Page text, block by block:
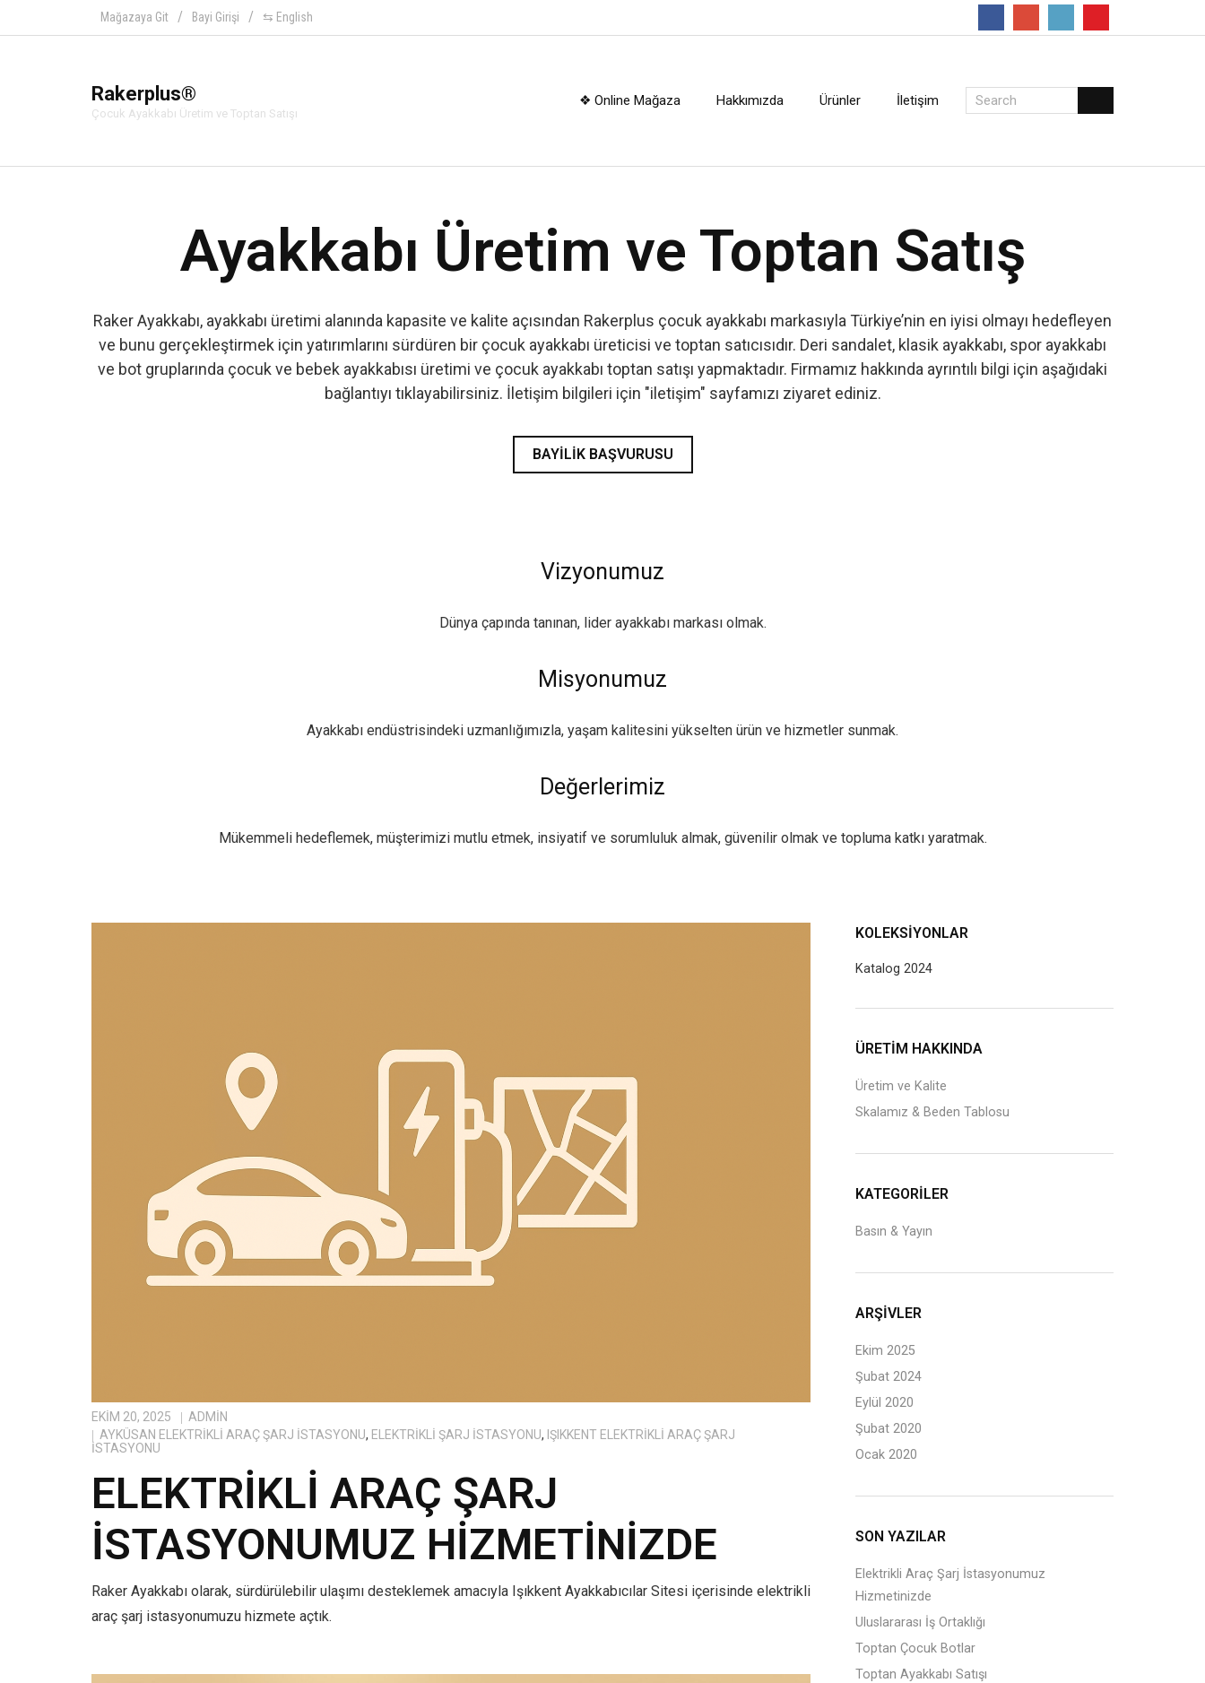
Mağazaya Git Bayi Girişi ⇆ English
Rakerplus®
Çocuk Ayakkabı Üretim ve Toptan Satışı
❖ Online Mağaza Hakkımızda Ürünler İletişim
Ayakkabı Üretim ve Toptan Satış
Raker Ayakkabı, ayakkabı üretimi alanında kapasite ve kalite açısından Rakerplus çocuk ayakkabı markasıyla Türkiye’nin en iyisi olmayı hedefleyen
ve bunu gerçekleştirmek için yatırımlarını sürdüren bir çocuk ayakkabı üreticisi ve toptan satıcısıdır. Deri sandalet, klasik ayakkabı, spor ayakkabı
ve bot gruplarında çocuk ve bebek ayakkabısı üretimi ve çocuk ayakkabı toptan satışı yapmaktadır. Firmamız hakkında ayrıntılı bilgi için aşağıdaki
bağlantıyı tıklayabilirsiniz. İletişim bilgileri için "iletişim" sayfamızı ziyaret ediniz.
BAYILIK BAŞVURUSU
Vizyonumuz
Dünya çapında tanınan, lider ayakkabı markası olmak.
Misyonumuz
Ayakkabı endüstrisindeki uzmanlığımızla, yaşam kalitesini yükselten ürün ve hizmetler sunmak.
Değerlerimiz
Mükemmeli hedeflemek, müşterimizi mutlu etmek, insiyatif ve sorumluluk almak, güvenilir olmak ve topluma katkı yaratmak.
EKIM 20, 2025
ADMIN
AYKÜSAN ELEKTRIKLI ARAÇ ŞARJ İSTASYONU, ELEKTRIKLI ŞARJ İSTASYONU, IŞIKKENT ELEKTRIKLI ARAÇ ŞARJ
İSTASYONU
ELEKTRIKLI ARAÇ ŞARJ
İSTASYONUMUZ HIZMETINIZDE
Raker Ayakkabı olarak, sürdürülebilir ulaşımı desteklemek amacıyla Işıkkent Ayakkabıcılar Sitesi içerisinde elektrikli
araç şarj istasyonumuzu hizmete açtık.
KOLEKSIYONLAR
Katalog 2024
ÜRETİM HAKKINDA
Üretim ve Kalite
Skalamız & Beden Tablosu
KATEGORILER
Basın & Yayın
ARŞIVLER
Ekim 2025
Şubat 2024
Eylül 2020
Şubat 2020
Ocak 2020
SON YAZILAR
Elektrikli Araç Şarj İstasyonumuz
Hizmetinizde
Uluslararası İş Ortaklığı
Toptan Çocuk Botlar
Toptan Ayakkabı Satışı